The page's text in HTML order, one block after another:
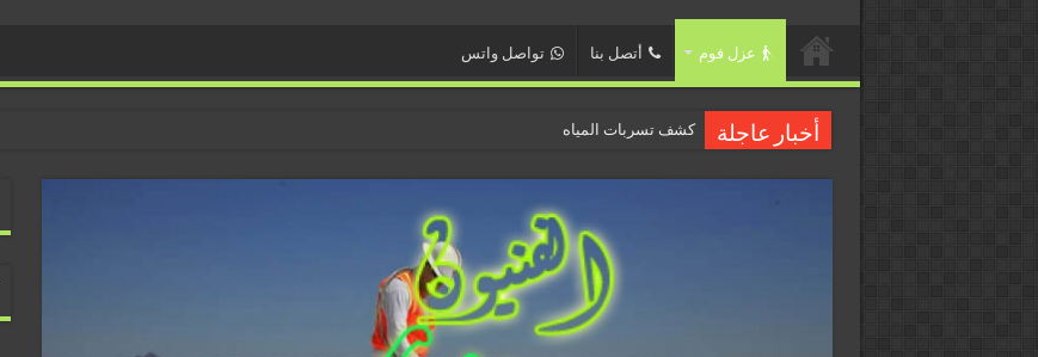
عزل فوم أتصل بنا تواصل واتس
أخبار عاجلة كشف تسربات المياه